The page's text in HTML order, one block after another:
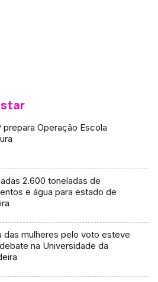
prepara Operação Escola
2.600 toneladas de
e água para estado de
das mulheres pelo voto esteve
na Universidade da